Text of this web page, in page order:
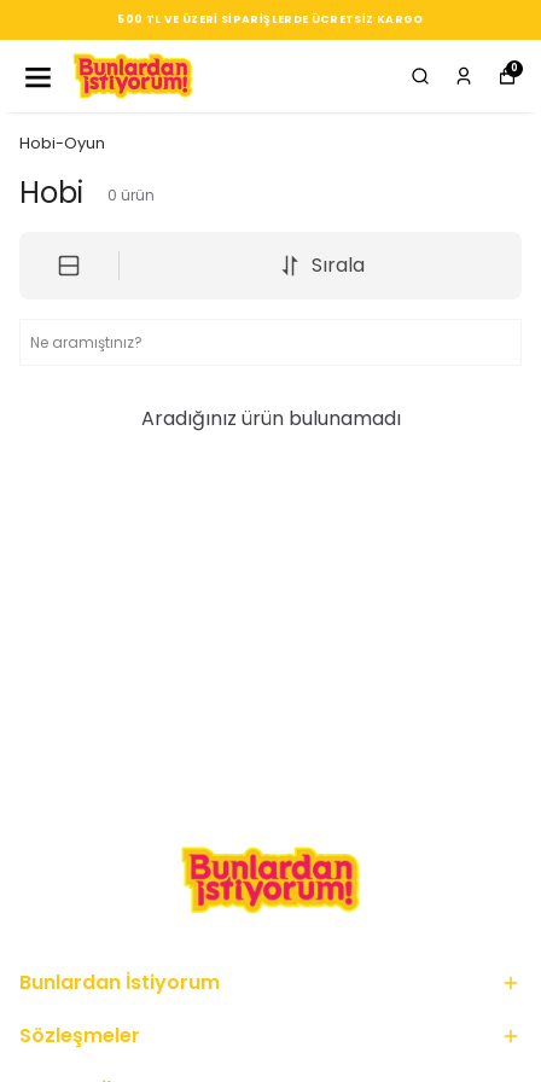
500 TL VE ÜZERI SIPARIŞLERDE ÜCRETSIZ KARGO
0
Hobi-Oyun
Hobi 0 ürün
Sırala
Aradığınız ürün bulunamadı
Bunlardan İstiyorum
Sözleşmeler